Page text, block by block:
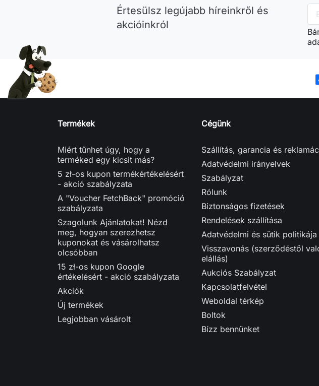
Értesülsz legújabb híreinkről és
akcióinkról
Termékek
Miért tűnhet úgy, hogy a
terméked egy kicsit más?
5 zł-os kupon termékértékelésért
- akció szabályzata
A "Voucher FetchBack" promóció
szabályzata
Szagolunk Ajánlatokat! Nézd
meg, hogyan szerezhetsz
kuponokat és vásárolhatsz
olcsóbban
15 zł-os kupon Google
értékelésért - akció szabályzata
Akciók
Új termékek
Legjobban vásárolt
Cégünk
Szállítás, garancia és
Adatvédelmi irányelvek
Szabályzat
Rólunk
Biztonságos fizetések
Rendelések szállítása
Adatvédelmi és sütik politikája
Visszavonás (szerződéstől
elállás)
Aukciós Szabályzat
Kapcsolatfelvétel
Weboldal térkép
Boltok
Bízz bennünket